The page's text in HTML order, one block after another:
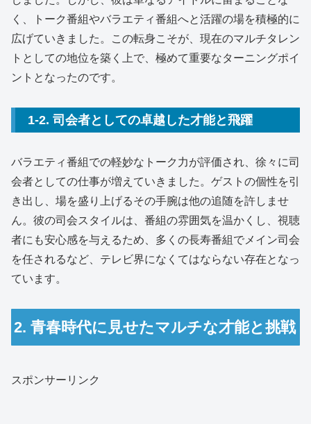
く、トーク番組やバラエティ番組へと活躍の場を積極的に
広げていきました。この転身こそが、現在のマルチタレン
トとしての地位を築く上で、極めて重要なターニングポイ
ントとなったのです。
1-2. 司会者としての卓越した才能と飛躍
バラエティ番組での軽妙なトーク力が評価され、徐々に司
会者としての仕事が増えていきました。ゲストの個性を引
き出し、場を盛り上げるその手腕は他の追随を許しませ
ん。彼の司会スタイルは、番組の雰囲気を温かくし、視聴
者にも安心感を与えるため、多くの長寿番組でメイン司会
を任されるなど、テレビ界になくてはならない存在となっ
ています。
2. 青春時代に見せたマルチな才能と挑戦
スポンサーリンク